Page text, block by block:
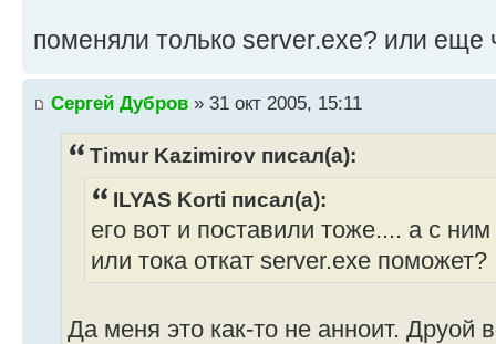
поменяли только server.exe? или еще
Сергей Дубров » 31 окт 2005, 15:11
Timur Kazimirov писал(а):
ILYAS Korti писал(а):
его вот и поставили тоже.... а с
или тока откат server.exe поможет?
Да меня это как-то не анноит. Друой